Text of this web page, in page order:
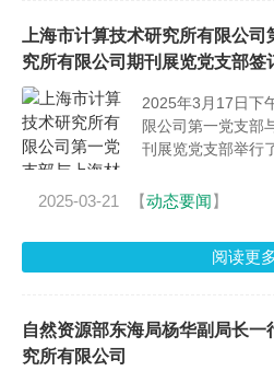
上海市计算技术研究所有限公
究所有限公司期刊展览党支部签
2025年3月17日下
限公司第一党支部
刊展览党支部举行
2025-03-21 【动态要闻】
阅读更
自然资源部东海局杨华副局长
究所有限公司